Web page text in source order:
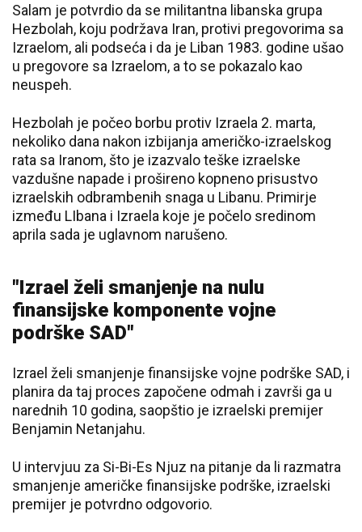
Salam je potvrdio da se militantna libanska grupa
Hezbolah, koju podržava Iran, protivi pregovorima sa
Izraelom, ali podseća i da je Liban 1983. godine ušao
u pregovore sa Izraelom, a to se pokazalo kao
neuspeh.
Hezbolah je počeo borbu protiv Izraela 2. marta,
nekoliko dana nakon izbijanja američko-izraelskog
rata sa Iranom, što je izazvalo teške izraelske
vazdušne napade i prošireno kopneno prisustvo
izraelskih odbrambenih snaga u Libanu. Primirje
između LIbana i Izraela koje je počelo sredinom
aprila sada je uglavnom narušeno.
"Izrael želi smanjenje na nulu
finansijske komponente vojne
podrške SAD"
Izrael želi smanjenje finansijske vojne podrške SAD, i
planira da taj proces započene odmah i završi ga u
narednih 10 godina, saopštio je izraelski premijer
Benjamin Netanjahu.
U intervjuu za Si-Bi-Es Njuz na pitanje da li razmatra
smanjenje američke finansijske podrške, izraelski
premijer je potvrdno odgovorio.